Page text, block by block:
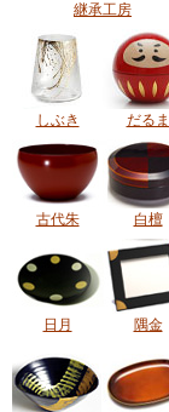
継承工房
しぶき だるま
古代朱 白檀
日月 隅金